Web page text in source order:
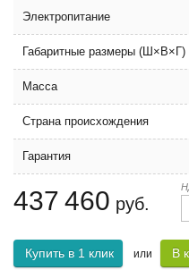
Электропитание
Габаритные размеры (Ш×В×Г)
Масса
Страна происхождения
Гарантия
437 460 руб.
Купить в 1 клик или В